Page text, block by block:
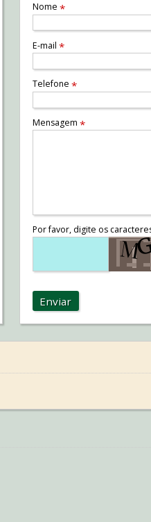
Nome *
E-mail *
Telefone *
Mensagem *
Por favor, digite os
Enviar